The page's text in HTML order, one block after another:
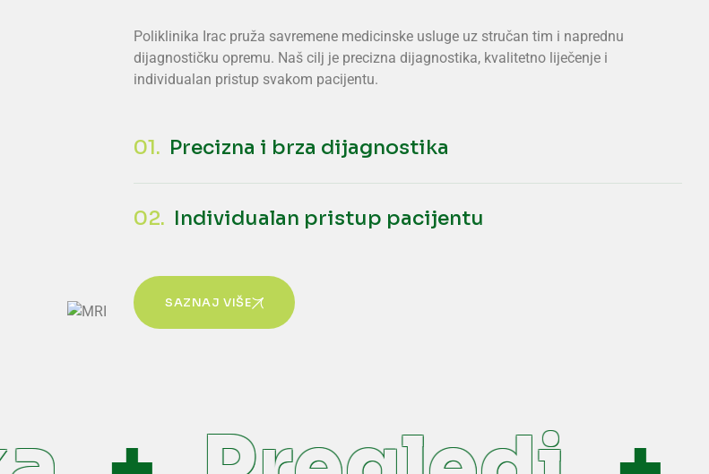
Poliklinika Irac pruža savremene medicinske usluge uz stručan tim i naprednu
dijagnostičku opremu. Naš cilj je precizna dijagnostika, kvalitetno liječenje i
individualan pristup svakom pacijentu.
01. Precizna i brza dijagnostika
02. Individualan pristup pacijentu
SAZNAJ VIŠE